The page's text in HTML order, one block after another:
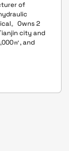
of
。Owns 2
city and
㎡, and